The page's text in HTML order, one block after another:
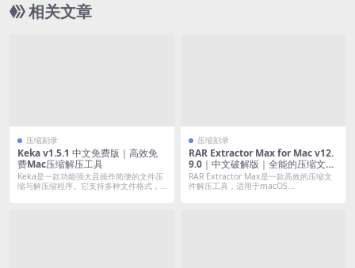
相关文章
压缩刻录
Keka v1.5.1 中文免费版｜高效免
费Mac压缩解压工具
Keka是一款功能强大且操作简便的文件压
缩与解压缩程序。它支持多种文件格式，
压缩刻录
RAR Extractor Max for Mac v12.
9.0｜中文破解版｜全能的压缩文件
解压工具
RAR Extractor Max是一款高效的压缩文
件解压工具，适用于macOS...